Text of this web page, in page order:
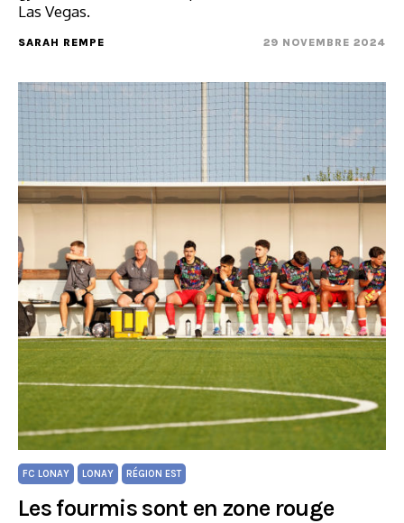
Las Vegas.
SARAH REMPE 29 NOVEMBRE 2024
FC LONAY LONAY RÉGION EST
Les fourmis sont en zone rouge